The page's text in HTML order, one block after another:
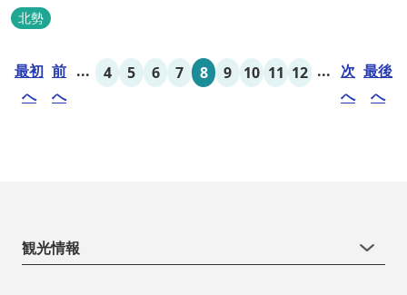
将手作りのお酢とカモシカソフトが人気です。 お食事処と大浴場の
脱衣所に最新の高機能換気設備を導入いたしました。
北勢
最初
へ
前
へ
... 4 5 6 7 8 9 10 11 12 ... 次
へ
最後
へ
観光情報